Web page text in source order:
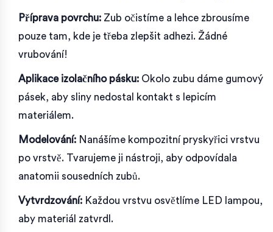
Příprava povrchu: Zub očistíme a lehce zbrousíme
pouze tam, kde je třeba zlepšit adhezi. Žádné
vrubování!
Aplikace izolačního pásku: Okolo zubu dáme gumový
pásek, aby sliny nedostal kontakt s lepicím
materiálem.
Modelování: Nanášíme kompozitní pryskyřici vrstvu
po vrstvě. Tvarujeme ji nástroji, aby odpovídala
anatomii sousedních zubů.
Vytvrdzování: Každou vrstvu osvětlíme LED lampou,
aby materiál zatvrdl.